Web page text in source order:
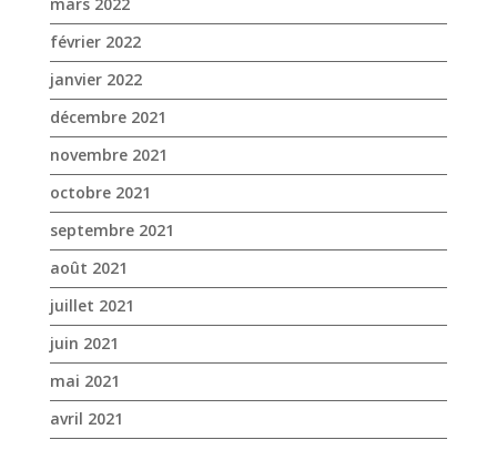
octobre 2021
septembre 2021
août 2021
juillet 2021
juin 2021
mai 2021
avril 2021
mars 2021
février 2021
janvier 2021
novembre 2020
octobre 2020